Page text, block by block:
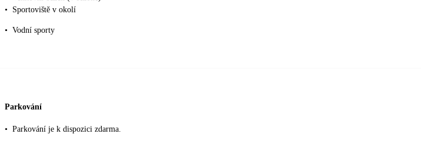
•
Sportoviště v okolí
• Vodní sporty
Parkování
• Parkování je k dispozici zdarma.